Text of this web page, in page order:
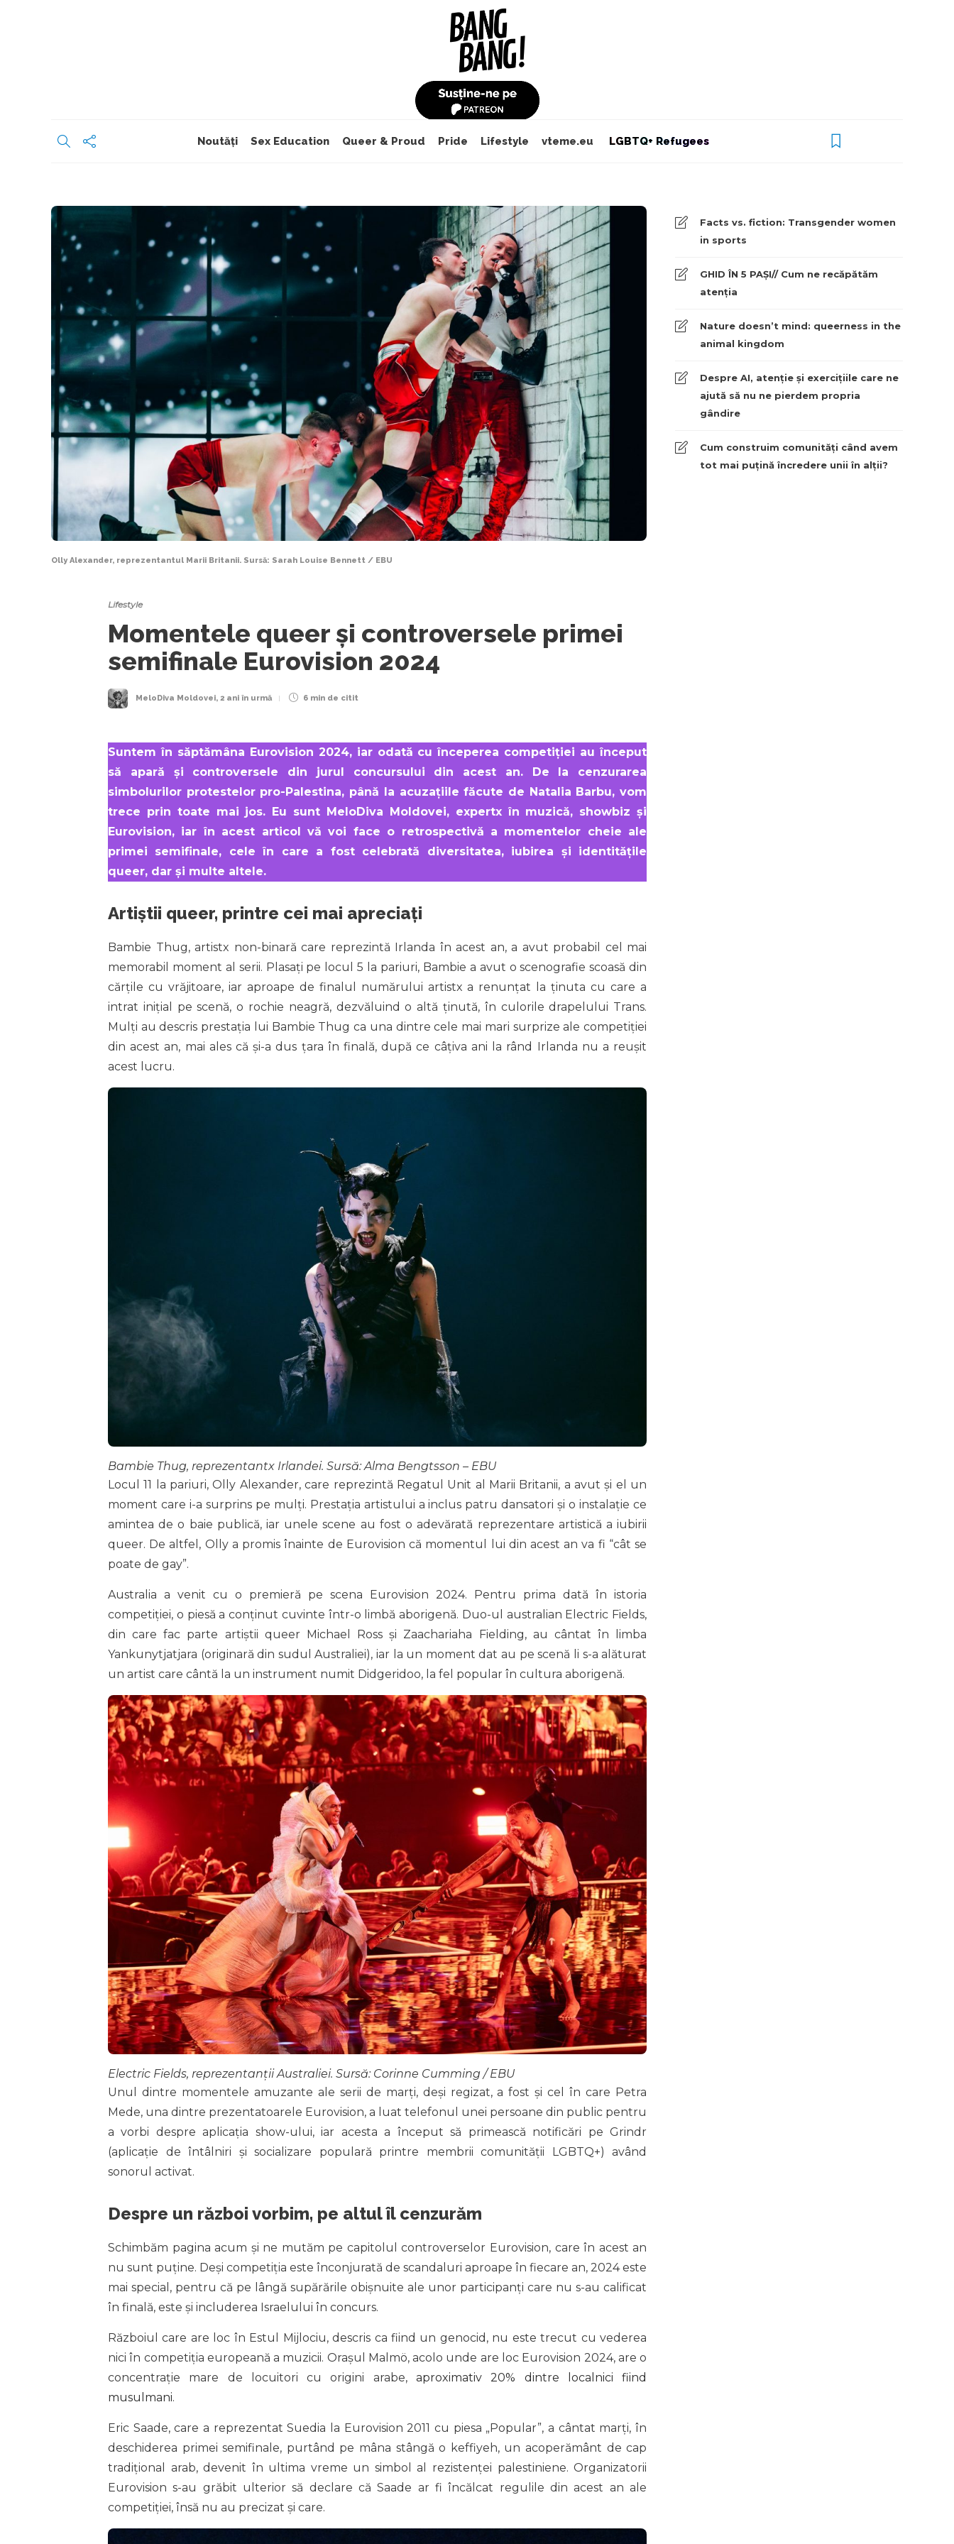
Noutăți Sex Education Queer & Proud Pride Lifestyle vteme.eu LGBTQ+ Refugees
Olly Alexander, reprezentantul Marii Britanii. Sursă: Sarah Louise Bennett / EBU
Lifestyle
Momentele queer și controversele primei
semifinale Eurovision 2024
MeloDiva Moldovei, 2 ani în urmă 6 min de citit
Suntem în săptămâna Eurovision 2024, iar odată cu începerea competiției au început
să apară și controversele din jurul concursului din acest an. De la cenzurarea
simbolurilor protestelor pro-Palestina, până la acuzațiile făcute de Natalia Barbu, vom
trece prin toate mai jos. Eu sunt MeloDiva Moldovei, expertx în muzică, showbiz și
Eurovision, iar în acest articol vă voi face o retrospectivă a momentelor cheie ale
primei semifinale, cele în care a fost celebrată diversitatea, iubirea și identitățile
queer, dar și multe altele.
Artiștii queer, printre cei mai apreciați
Bambie Thug, artistx non-binară care reprezintă Irlanda în acest an, a avut probabil cel mai
memorabil moment al serii. Plasați pe locul 5 la pariuri, Bambie a avut o scenografie scoasă din
cărțile cu vrăjitoare, iar aproape de finalul numărului artistx a renunțat la ținuta cu care a
intrat inițial pe scenă, o rochie neagră, dezvăluind o altă ținută, în culorile drapelului Trans.
Mulți au descris prestația lui Bambie Thug ca una dintre cele mai mari surprize ale competiției
din acest an, mai ales că și-a dus țara în finală, după ce câțiva ani la rând Irlanda nu a reușit
acest lucru.
Bambie Thug, reprezentantx Irlandei. Sursă: Alma Bengtsson – EBU
Locul 11 la pariuri, Olly Alexander, care reprezintă Regatul Unit al Marii Britanii, a avut și el un
moment care i-a surprins pe mulți. Prestația artistului a inclus patru dansatori și o instalație ce
amintea de o baie publică, iar unele scene au fost o adevărată reprezentare artistică a iubirii
queer. De altfel, Olly a promis înainte de Eurovision că momentul lui din acest an va fi “cât se
poate de gay”.
Australia a venit cu o premieră pe scena Eurovision 2024. Pentru prima dată în istoria
competiției, o piesă a conținut cuvinte într-o limbă aborigenă. Duo-ul australian Electric Fields,
din care fac parte artiștii queer Michael Ross și Zaachariaha Fielding, au cântat în limba
Yankunytjatjara (originară din sudul Australiei), iar la un moment dat au pe scenă li s-a alăturat
un artist care cântă la un instrument numit Didgeridoo, la fel popular în cultura aborigenă.
Electric Fields, reprezentanții Australiei. Sursă: Corinne Cumming / EBU
Unul dintre momentele amuzante ale serii de marți, deși regizat, a fost și cel în care Petra
Mede, una dintre prezentatoarele Eurovision, a luat telefonul unei persoane din public pentru
a vorbi despre aplicația show-ului, iar acesta a început să primească notificări pe Grindr
(aplicație de întâlniri și socializare populară printre membrii comunității LGBTQ+) având
sonorul activat.
Despre un război vorbim, pe altul îl cenzurăm
Schimbăm pagina acum și ne mutăm pe capitolul controverselor Eurovision, care în acest an
nu sunt puține. Deși competiția este înconjurată de scandaluri aproape în fiecare an, 2024 este
mai special, pentru că pe lângă supărările obișnuite ale unor participanți care nu s-au calificat
în finală, este și includerea Israelului în concurs.
Războiul care are loc în Estul Mijlociu, descris ca fiind un genocid, nu este trecut cu vederea
nici în competiția europeană a muzicii. Orașul Malmö, acolo unde are loc Eurovision 2024, are o
concentrație mare de locuitori cu origini arabe,aproximativ 20% dintre localnici fiind
musulmani.
Eric Saade, care a reprezentat Suedia la Eurovision 2011 cu piesa „Popular”, a cântat marți, în
deschiderea primei semifinale, purtând pe mâna stângă o keffiyeh, un acoperământ de cap
tradițional arab, devenit în ultima vreme un simbol al rezistenței palestiniene. Organizatorii
Eurovision s-au grăbit ulterior să declare că Saade ar fi încălcat regulile din acest an ale
competiției, însă nu au precizat și care.
Facts vs. fiction: Transgender women
in sports
GHID ÎN 5 PAȘI// Cum ne recăpătăm
atenția
Nature doesn’t mind: queerness in the
animal kingdom
Despre AI, atenție și exercițiile care ne
ajută să nu ne pierdem propria
gândire
Cum construim comunități când avem
tot mai puțină încredere unii în alții?